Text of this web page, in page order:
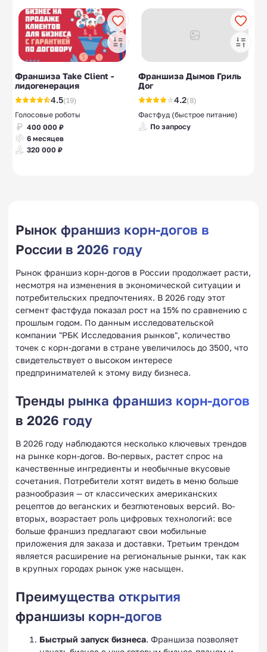
Франшиза Take Client -
лидогенерация
4.5(19)
Голосовые роботы
400 000 ₽
6 месяцев
320 000 ₽
Франшиза Дымов Гриль
Дог
4.2(8)
Фастфуд (быстрое питание)
По запросу
Рынок франшиз корн-догов в
России в 2026 году
Рынок франшиз корн-догов в России продолжает расти,
несмотря на изменения в экономической ситуации и
потребительских предпочтениях. В 2026 году этот
сегмент фастфуда показал рост на 15% по сравнению с
прошлым годом. По данным исследовательской
компании "РБК Исследования рынков", количество
точек с корн-догами в стране увеличилось до 3500, что
свидетельствует о высоком интересе
предпринимателей к этому виду бизнеса.
Тренды рынка франшиз корн-догов
в 2026 году
В 2026 году наблюдаются несколько ключевых трендов
на рынке корн-догов. Во-первых, растет спрос на
качественные ингредиенты и необычные вкусовые
сочетания. Потребители хотят видеть в меню больше
разнообразия — от классических американских
рецептов до веганских и безглютеновых версий. Во-
вторых, возрастает роль цифровых технологий: все
больше франшиз предлагают свои мобильные
приложения для заказа и доставки. Третьим трендом
является расширение на региональные рынки, так как
в крупных городах рынок уже насыщен.
Преимущества открытия
франшизы корн-догов
Быстрый запуск бизнеса. Франшиза позволяет